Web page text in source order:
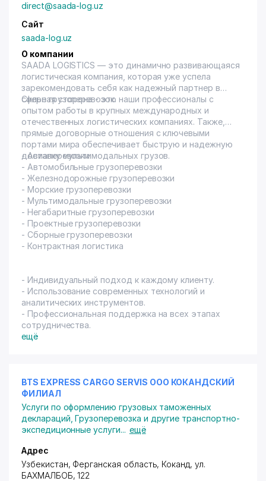
direct@saada-log.uz
Сайт
saada-log.uz
О компании
SAADA LOGISTICS — это динамично развивающаяся
логистическая компания, которая уже успела
зарекомендовать себя как надежный партнер в
сфере грузоперевозок.
Сильная сторона - это наши профессионалы с
опытом работы в крупных международных и
отечественных логистических компаниях. Также,
прямые договорные отношения с ключевыми
портами мира обеспечивает быструю и надежную
доставку мультимодальных грузов.
- Авиаперевозки
- Автомобильные грузоперевозки
- Железнодорожные грузоперевозки
- Морские грузоперевозки
- Мультимодальные грузоперевозки
- Негабаритные грузоперевозки
- Проектные грузоперевозки
- Сборные грузоперевозки
- Контрактная логистика
- Индивидуальный подход к каждому клиенту.
- Использование современных технологий и
аналитических инструментов.
- Профессиональная поддержка на всех этапах
сотрудничества.
ещё
BTS EXPRESS CARGO SERVIS ООО КОКАНДСКИЙ
ФИЛИАЛ
Услуги по оформлению грузовых таможенных
деклараций ,Грузоперевозка и другие транспортно-
экспедиционные услуги... ещё
Адрес
Узбекистан, Ферганская область, Коканд, ул.
БАХМАЛБОБ, 122